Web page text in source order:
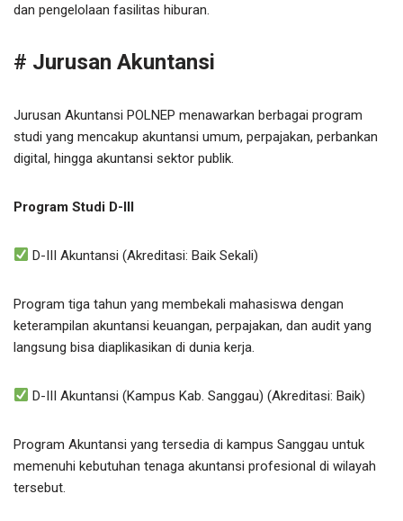
dan pengelolaan fasilitas hiburan.
# Jurusan Akuntansi
Jurusan Akuntansi POLNEP menawarkan berbagai program
studi yang mencakup akuntansi umum, perpajakan, perbankan
digital, hingga akuntansi sektor publik.
Program Studi D-III
D-III Akuntansi (Akreditasi: Baik Sekali)
Program tiga tahun yang membekali mahasiswa dengan
keterampilan akuntansi keuangan, perpajakan, dan audit yang
langsung bisa diaplikasikan di dunia kerja.
D-III Akuntansi (Kampus Kab. Sanggau) (Akreditasi: Baik)
Program Akuntansi yang tersedia di kampus Sanggau untuk
memenuhi kebutuhan tenaga akuntansi profesional di wilayah
tersebut.